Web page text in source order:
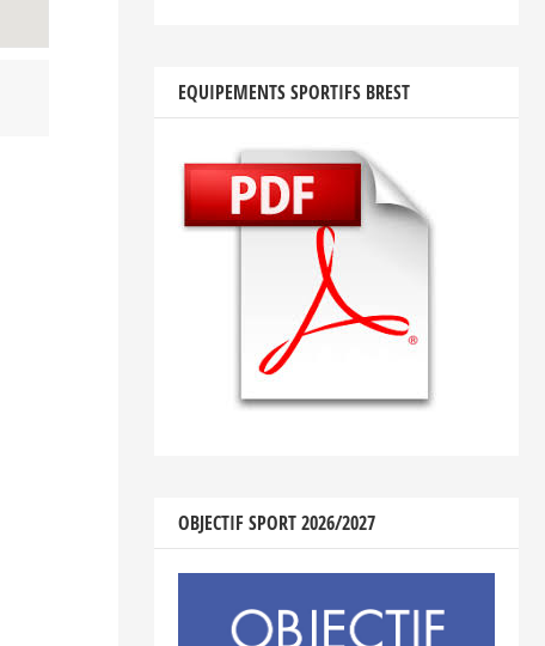
EQUIPEMENTS SPORTIFS BREST
OBJECTIF SPORT 2026/2027